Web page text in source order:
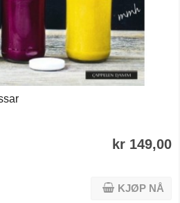
kr 149,00
KJØP NÅ